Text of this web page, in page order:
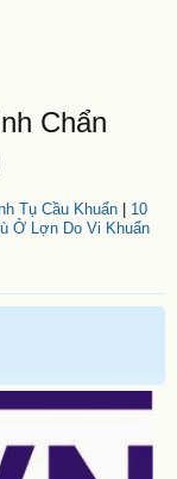
Chẩn
Tụ Cầu Khuẩn| 10
Ở Lợn Do Vi Khuẩn